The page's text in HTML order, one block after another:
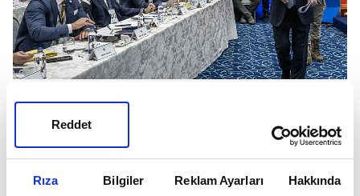
Rıza Bilgiler Reklam Ayarları Hakkında
Reddet